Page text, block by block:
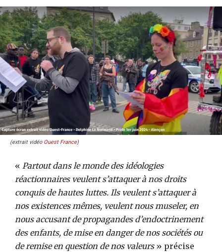
(extrait vidéo Ouest France)
« Partout dans le monde des idéologies
réactionnaires veulent s’attaquer à nos droits
conquis de hautes luttes. Ils veulent s’attaquer à
nos existences mêmes, veulent nous museler, en
nous accusant de propagandes d’endoctrinement
des enfants, de mise en danger de nos sociétés ou
de remise en question de nos valeurs» précise